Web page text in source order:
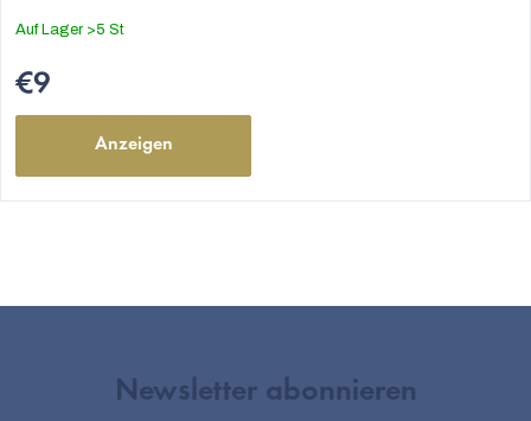
5
Auf Lager >5 St
€9
Anzeigen
Newsletter abonnieren